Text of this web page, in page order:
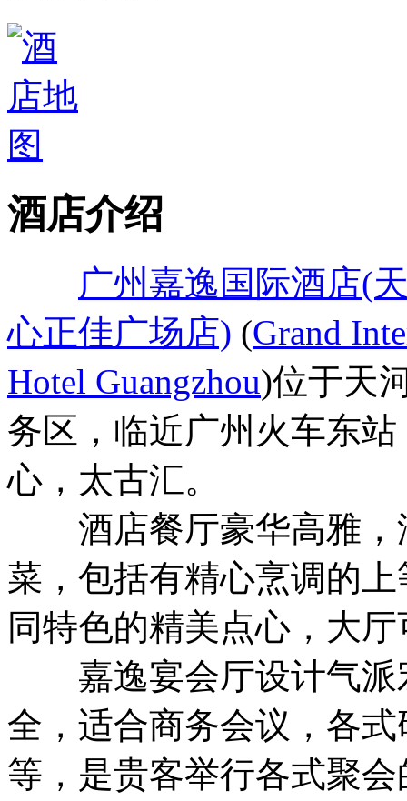
酒店介绍
广州嘉逸国际酒店(
心正佳广场店) (Grand
Hotel Guangzhou)位于天
务区，临近广州火车东
心，太古汇。
酒店餐厅豪华高雅，
菜，包括有精心烹调的
同特色的精美点心，大
嘉逸宴会厅设计气派
全，适合商务会议，各
等，是贵客举行各式聚